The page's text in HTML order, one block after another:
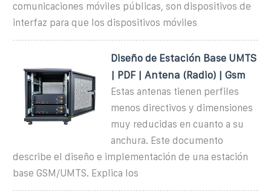
comunicaciones móviles públicas, son dispositivos de
interfaz para que los dispositivos móviles
Diseño de Estación Base UMTS
| PDF | Antena (Radio) | Gsm
Estas antenas tienen perfiles
menos directivos y dimensiones
muy reducidas en cuanto a su
anchura. Este documento
describe el diseño e implementación de una estación
base GSM/UMTS. Explica los